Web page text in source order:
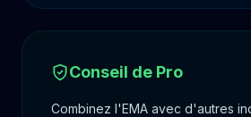
Conseil de Pro
Combinez l'EMA avec d'autres